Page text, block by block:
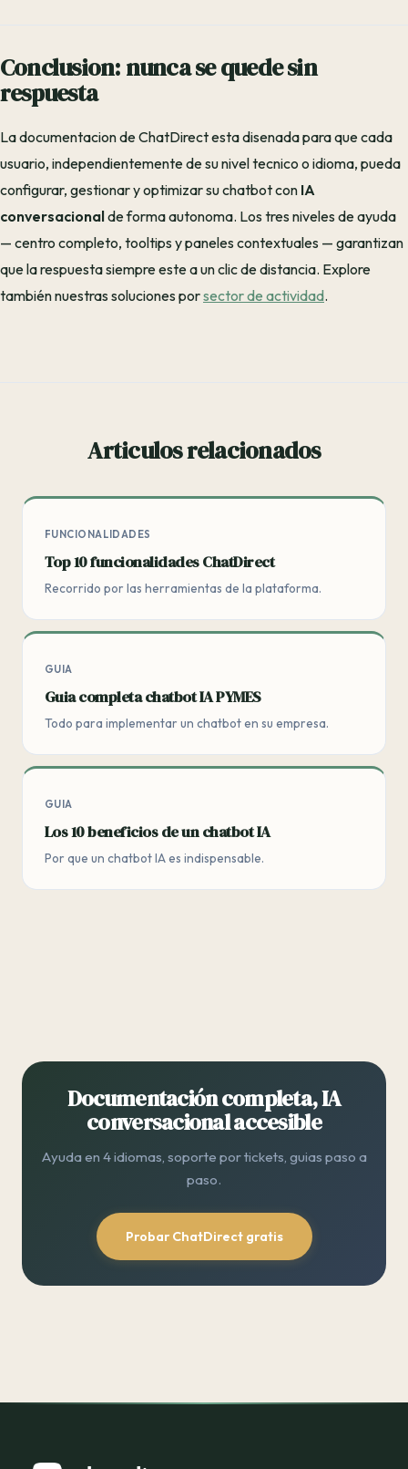
Conclusion: nunca se quede sin
respuesta
La documentacion de ChatDirect esta disenada para que cada
usuario, independientemente de su nivel tecnico o idioma, pueda
configurar, gestionar y optimizar su chatbot con IA
conversacionalde forma autonoma. Los tres niveles de ayuda
— centro completo, tooltips y paneles contextuales — garantizan
que la respuesta siempre este a un clic de distancia. Explore
también nuestras soluciones porsector de actividad.
Articulos relacionados
FUNCIONALIDADES
Top 10 funcionalidades ChatDirect
Recorrido por las herramientas de la plataforma.
GUIA
Guia completa chatbot IA PYMES
Todo para implementar un chatbot en su empresa.
GUIA
Los 10 beneficios de un chatbot IA
Por que un chatbot IA es indispensable.
Documentación completa, IA
conversacional accesible
Ayuda en 4 idiomas, soporte por tickets, guias paso a
paso.
Probar ChatDirect gratis